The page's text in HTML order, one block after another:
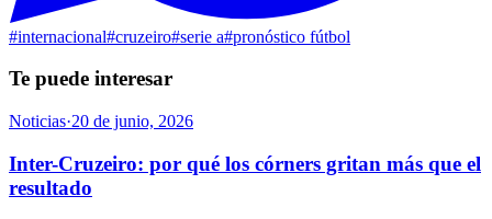
#internacional#cruzeiro#serie a#pronóstico fútbol
Te puede interesar
Noticias·20 de junio, 2026
Inter-Cruzeiro: por qué los córners gritan más que el
resultado